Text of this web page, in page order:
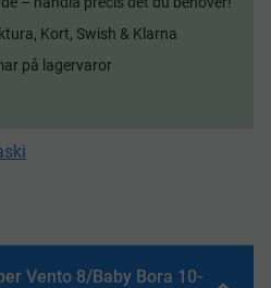
Kort, Swish & Klarna
på lagervaror
Vento 8/Baby Bora 10-